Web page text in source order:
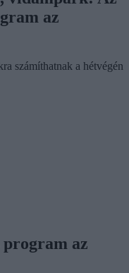
az
számíthatnak a hétvégén
program az